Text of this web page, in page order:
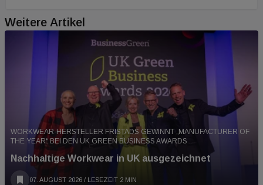
Weitere Artikel
WORKWEAR-HERSTELLER FRISTADS GEWINNT „MANUFACTURER OF
THE YEAR“ BEI DEN UK GREEN BUSINESS AWARDS
Nachhaltige Workwear in UK ausgezeichnet
07. AUGUST 2026 / LESEZEIT 2 MIN